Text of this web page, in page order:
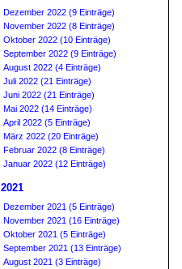
Dezember 2022 (9 Einträge)
November 2022 (8 Einträge)
Oktober 2022 (10 Einträge)
September 2022 (9 Einträge)
August 2022 (4 Einträge)
Juli 2022 (21 Einträge)
Juni 2022 (21 Einträge)
Mai 2022 (14 Einträge)
April 2022 (5 Einträge)
März 2022 (20 Einträge)
Februar 2022 (8 Einträge)
Januar 2022 (12 Einträge)
2021
Dezember 2021 (5 Einträge)
November 2021 (16 Einträge)
Oktober 2021 (5 Einträge)
September 2021 (13 Einträge)
August 2021 (3 Einträge)